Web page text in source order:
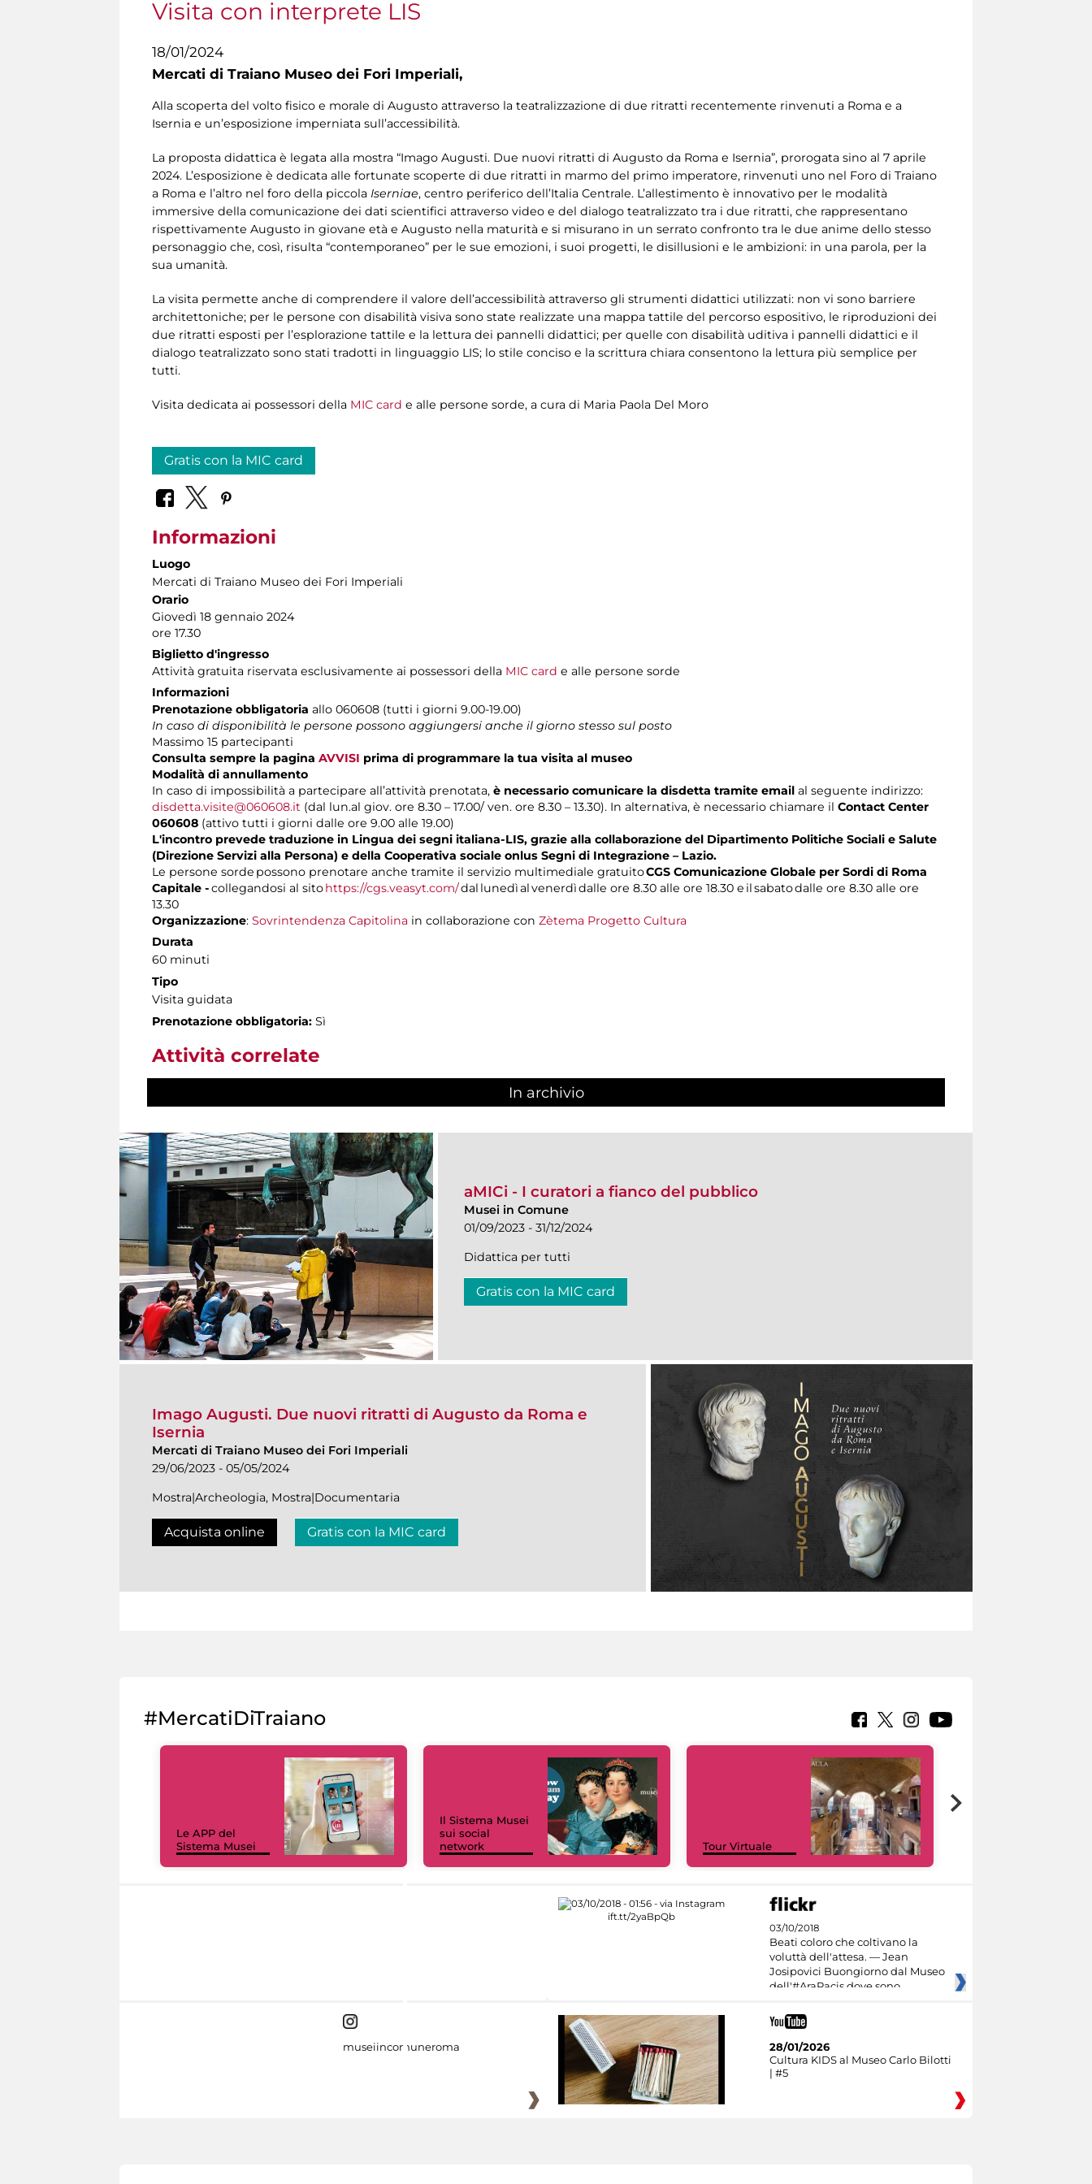
Visita con interprete LIS
18/01/2024
Mercati di Traiano Museo dei Fori Imperiali,
Alla scoperta del volto fisico e morale di Augusto attraverso la teatralizzazione di due ritratti recentemente rinvenuti a Roma e a
Isernia e un’esposizione imperniata sull’accessibilità.
La proposta didattica è legata alla mostra “Imago Augusti. Due nuovi ritratti di Augusto da Roma e Isernia”, prorogata sino al 7 aprile
2024. L’esposizione è dedicata alle fortunate scoperte di due ritratti in marmo del primo imperatore, rinvenuti uno nel Foro di Traiano
a Roma e l’altro nel foro della piccola Iserniae, centro periferico dell’Italia Centrale. L’allestimento è innovativo per le modalità
immersive della comunicazione dei dati scientifici attraverso video e del dialogo teatralizzato tra i due ritratti, che rappresentano
rispettivamente Augusto in giovane età e Augusto nella maturità e si misurano in un serrato confronto tra le due anime dello stesso
personaggio che, così, risulta “contemporaneo” per le sue emozioni, i suoi progetti, le disillusioni e le ambizioni: in una parola, per la
sua umanità.
La visita permette anche di comprendere il valore dell’accessibilità attraverso gli strumenti didattici utilizzati: non vi sono barriere
architettoniche; per le persone con disabilità visiva sono state realizzate una mappa tattile del percorso espositivo, le riproduzioni dei
due ritratti esposti per l’esplorazione tattile e la lettura dei pannelli didattici; per quelle con disabilità uditiva i pannelli didattici e il
dialogo teatralizzato sono stati tradotti in linguaggio LIS; lo stile conciso e la scrittura chiara consentono la lettura più semplice per
tutti.
Visita dedicata ai possessori della MIC card e alle persone sorde, a cura di Maria Paola Del Moro
Gratis con la MIC card
Informazioni
Luogo
Mercati di Traiano Museo dei Fori Imperiali
Orario
Giovedì 18 gennaio 2024
ore 17.30
Biglietto d'ingresso
Attività gratuita riservata esclusivamente ai possessori della MIC card e alle persone sorde
Informazioni
Prenotazione obbligatoria allo 060608 (tutti i giorni 9.00-19.00)
In caso di disponibilità le persone possono aggiungersi anche il giorno stesso sul posto
Massimo 15 partecipanti
Consulta sempre la pagina AVVISI prima di programmare la tua visita al museo
Modalità di annullamento
In caso di impossibilità a partecipare all’attività prenotata, è necessario comunicare la disdetta tramite email al seguente indirizzo:
disdetta.visite@060608.it (dal lun.al giov. ore 8.30 – 17.00/ ven. ore 8.30 – 13.30). In alternativa, è necessario chiamare il Contact Center
060608 (attivo tutti i giorni dalle ore 9.00 alle 19.00)
L'incontro prevede traduzione in Lingua dei segni italiana-LIS, grazie alla collaborazione del Dipartimento Politiche Sociali e Salute
(Direzione Servizi alla Persona) e della Cooperativa sociale onlus Segni di Integrazione – Lazio.
Le persone sorde possono prenotare anche tramite il servizio multimediale gratuitoCGS Comunicazione Globale per Sordi di Roma
Capitale -collegandosi al sitohttps://cgs.veasyt.com/dal lunedì al venerdì dalle ore 8.30 alle ore 18.30 e il sabato dalle ore 8.30 alle ore
13.30
Organizzazione: Sovrintendenza Capitolina in collaborazione con Zètema Progetto Cultura
Durata
60 minuti
Tipo
Visita guidata
Prenotazione obbligatoria: Sì
Attività correlate
In archivio
aMICi - I curatori a fianco del pubblico
Musei in Comune
01/09/2023 - 31/12/2024
Didattica per tutti
Gratis con la MIC card
Imago Augusti. Due nuovi ritratti di Augusto da Roma e
Isernia
Mercati di Traiano Museo dei Fori Imperiali
29/06/2023 - 05/05/2024
Mostra|Archeologia, Mostra|Documentaria
Acquista online Gratis con la MIC card
#MercatiDiTraiano
Le APP del
Sistema Musei
Il Sistema Musei
sui social
network
Tour Virtuale
03/10/2018
Beati coloro che coltivano la
voluttà dell'attesa. — Jean
Josipovici Buongiorno dal Museo
dell'#AraPacis dove sono
museiincomuneroma
28/01/2026
Cultura KIDS al Museo Carlo Bilotti
| #5